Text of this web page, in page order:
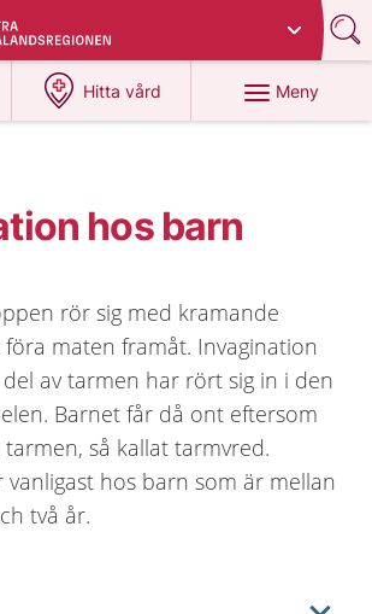
1177
region
Hitta vård
på 1177.se
Meny
hos barn
rör sig med kramande
maten framåt. Invagination
av tarmen har rört sig in i den
Barnet får då ont eftersom
så kallat tarmvred.
vanligast hos barn som är mellan
två år.